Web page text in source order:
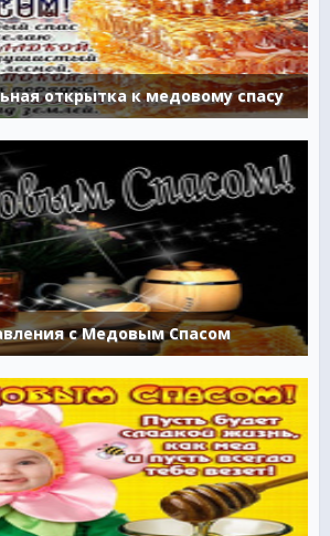
открытка к медовому спасу
с Медовым Спасом